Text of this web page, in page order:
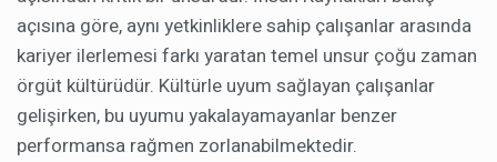
açısına göre, aynı yetkinliklere sahip çalışanlar arasında
kariyer ilerlemesi farkı yaratan temel unsur çoğu zaman
örgüt kültürüdür. Kültürle uyum sağlayan çalışanlar
gelişirken, bu uyumu yakalayamayanlar benzer
performansa rağmen zorlanabilmektedir.